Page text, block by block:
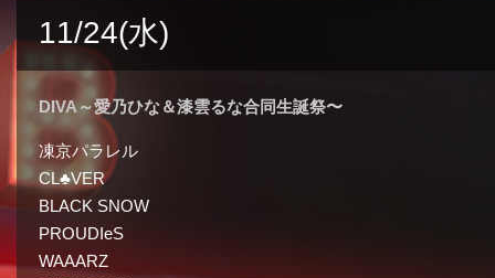
11/24(水)
DIVA～愛乃ひな＆漆雲るな合同生誕祭〜
凍京パラレル
CL♣︎VER
BLACK SNOW
PROUDIeS
WAAARZ